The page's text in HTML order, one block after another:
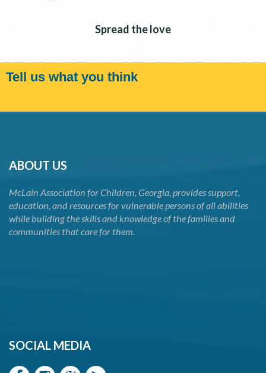
Spread the love
Tell us what you think
ABOUT US
McLain Association for Children, Georgia, provides support,
education, and resources for vulnerable persons of all abilities
while building the skills and knowledge of the families and
communities that care for them.
SOCIAL MEDIA